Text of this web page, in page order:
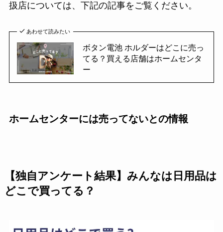
扱店については、下記の記事をご覧ください。
あわせて読みたい
ボタン電池 ホルダーはどこに売っ
てる？買える店舗はホームセンタ
ー
ホームセンターには売ってないとの情報
【独自アンケート結果】みんなは日用品は
どこで買ってる？